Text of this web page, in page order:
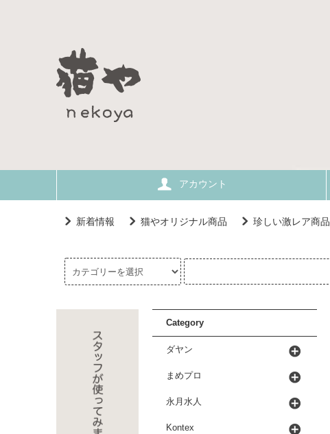
アカウント
新着情報 猫やオリジナル商品 珍しい激レア商品
Category
ダヤン
まめプロ
永月水人
Kontex